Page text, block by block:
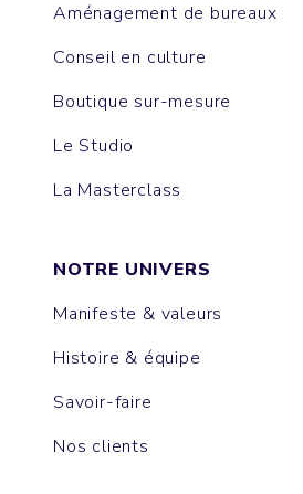
Aménagement de bureaux
Conseil en culture
Boutique sur-mesure
Le Studio
La Masterclass
NOTRE UNIVERS
Manifeste & valeurs
Histoire & équipe
Savoir-faire
Nos clients